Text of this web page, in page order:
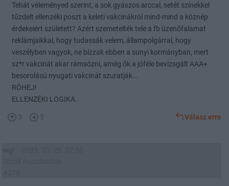
Tehát véleményed szerint, a sok gyászos arccal, setét színekkel
tűzdelt ellenzéki poszt a keleti vakcinákról mind-mind a köznép
érdekeiért született? Azért szemetelték tele a fb üzenőfalamat
reklámjaikkal, hogy tudassák velem, állampolgárral, hogy
veszélyben vagyok, ne bízzak ebben a sunyi kormányban, mert
sz*r vakcinát akar rámsózni, amég ők a jóféle bevizsgált AAA+
besorolású nyugati vakcinát szuratják...
RÖHEJ!
ELLENZÉKI LOGIKA.
3 5 Válasz erre